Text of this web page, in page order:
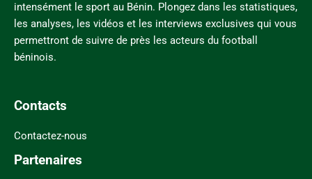
intensément le sport au Bénin. Plongez dans les statistiques,
les analyses, les vidéos et les interviews exclusives qui vous
permettront de suivre de près les acteurs du football
béninois.
Contacts
Contactez-nous
Partenaires